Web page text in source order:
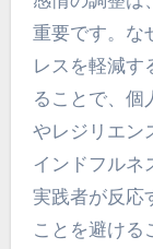
重要です。な
レスを軽減す
ることで、個
やレジリエン
インドフルネ
実践者が反応
ことを避ける